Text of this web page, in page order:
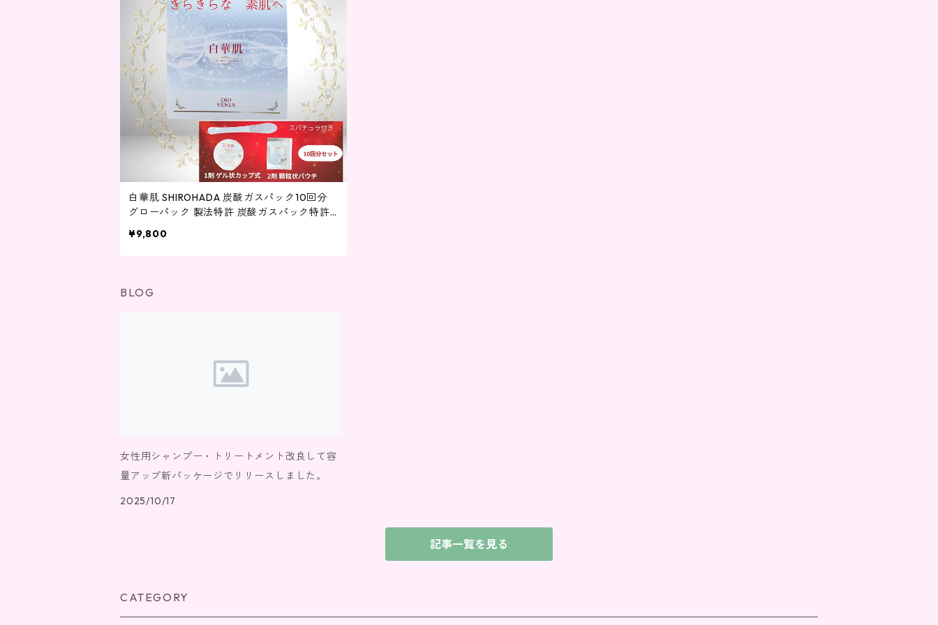
白華肌 SHIROHADA 炭酸ガスパック10回分
グローパック 製法特許 炭酸ガスパック特許
炭酸ガスパック CO2 10000PPM プレゼント
¥9,800
BLOG
女性用シャンプー・トリートメント改良して容
量アップ新パッケージでリリースしました。
2025/10/17
記事一覧を見る
CATEGORY